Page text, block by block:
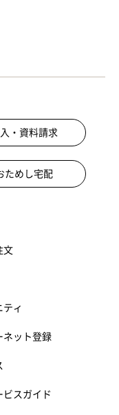
・資料請求
ためし宅配
文
ティ
ネット登録
ビスガイド